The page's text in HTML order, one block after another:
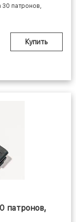
30 патронов,
Купить
патронов,